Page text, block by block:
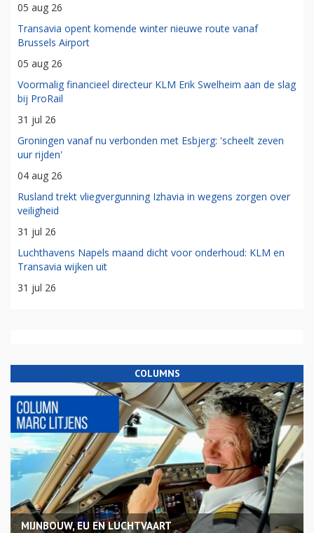
05 aug 26
Transavia opent komende winter nieuwe route vanaf
Brussels Airport
05 aug 26
Voormalig financieel directeur KLM Erik Swelheim aan de slag
bij ProRail
31 jul 26
Groningen vanaf nu verbonden met Esbjerg: 'scheelt zeven
uur rijden'
04 aug 26
Rusland trekt vliegvergunning Izhavia in wegens zorgen over
veiligheid
31 jul 26
Luchthavens Napels maand dicht voor onderhoud: KLM en
Transavia wijken uit
31 jul 26
COLUMNS
MIJNBOUW, EU EN LUCHTVAART